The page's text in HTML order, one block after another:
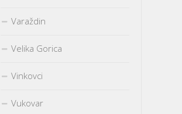
Varaždin
Velika Gorica
Vinkovci
Vukovar